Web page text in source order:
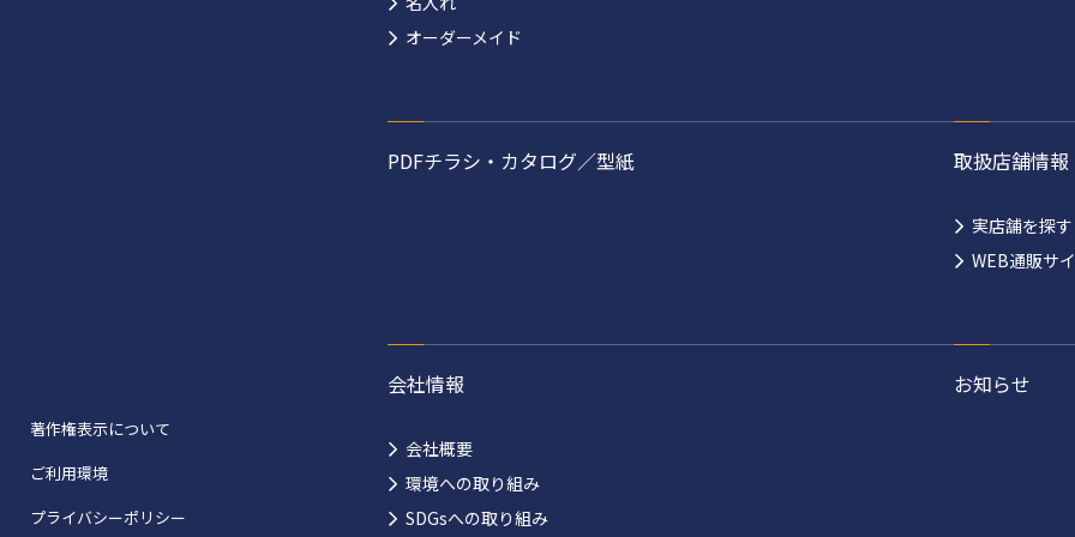
著作権表示について
ご利用環境
プライバシーポリシー
オーダーメイド
PDFチラシ・カタログ／型紙 取扱店舗情報
実店舗を探す
WEB通販サ
会社情報
会社概要
環境への取り組み
SDGsへの取り組み
お知らせ